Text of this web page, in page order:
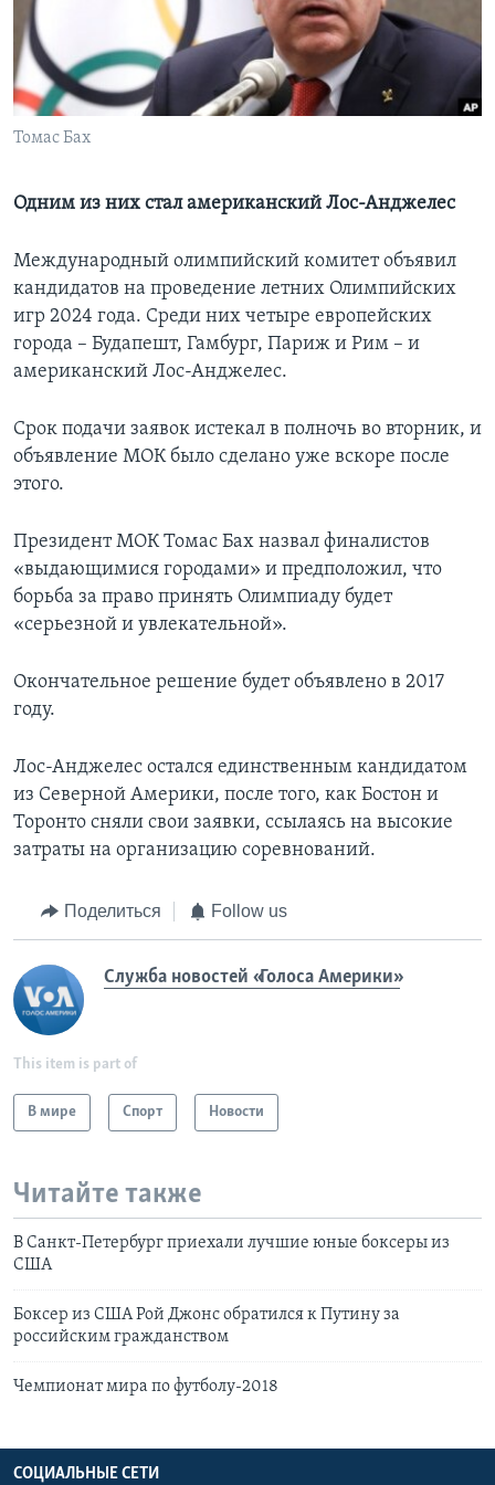
Learning English
СОЦИАЛЬНЫЕ СЕТИ
Языки
Томас Бах
Одним из них стал американский Лос-Анджелес
Международный олимпийский комитет объявил
кандидатов на проведение летних Олимпийских
игр 2024 года. Среди них четыре европейских
города – Будапешт, Гамбург, Париж и Рим – и
американский Лос-Анджелес.
Срок подачи заявок истекал в полночь во вторник, и
объявление МОК было сделано уже вскоре после
этого.
Президент МОК Томас Бах назвал финалистов
«выдающимися городами» и предположил, что
борьба за право принять Олимпиаду будет
«серьезной и увлекательной».
Окончательное решение будет объявлено в 2017
году.
Лос-Анджелес остался единственным кандидатом
из Северной Америки, после того, как Бостон и
Торонто сняли свои заявки, ссылаясь на высокие
затраты на организацию соревнований.
Поделиться Follow us
Служба новостей «Голоса Америки»
This item is part of
В мире Спорт Новости
Читайте также
В Санкт-Петербург приехали лучшие юные боксеры из
США
Боксер из США Рой Джонс обратился к Путину за
российским гражданством
Чемпионат мира по футболу-2018
СОЦИАЛЬНЫЕ СЕТИ